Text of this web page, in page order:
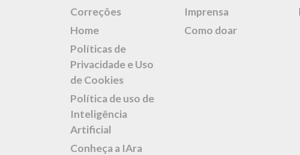
Correções
Home
Políticas de
Privacidade e Uso
de Cookies
Política de uso de
Inteligência
Artificial
Conheça a IAra
Imprensa
Como doar